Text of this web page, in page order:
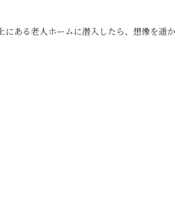
ある老人ホームに潜入したら、想像を遥